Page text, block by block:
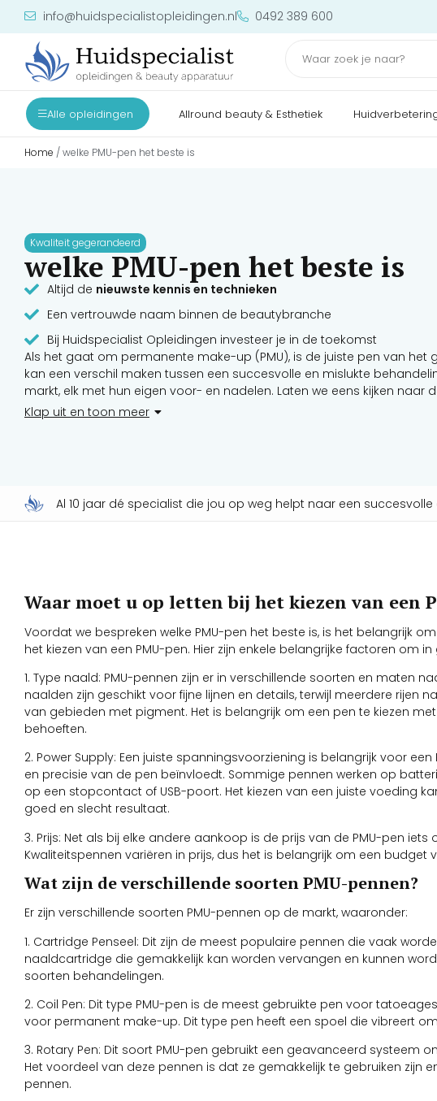
info@huidspecialistopleidingen.nl 0492 389 600
Alle opleidingen Allround beauty & Esthetiek
Home / welke PMU-pen het beste is
Kwaliteit gegerandeerd
welke PMU-pen het beste is
Altijd de nieuwste kennis en technieken
Een vertrouwde naam binnen de beautybranche
Bij Huidspecialist Opleidingen investeer je in de toekomst
Als het gaat om permanente make-up (PMU), is de juiste pen van het
kan een verschil maken tussen een succesvolle en mislukte
markt, elk met hun eigen voor- en nadelen. Laten we eens kijken naar
die beschikbaar zijn en welke het beste is.
Klap uit en toon meer
Al 10 jaar dé specialist die jou op weg helpt naar een
Waar moet u op letten bij het kiezen van een
Voordat we bespreken welke PMU-pen het beste is, is het belangrijk
het kiezen van een PMU-pen. Hier zijn enkele belangrijke factoren om
1. Type naald: PMU-pennen zijn er in verschillende soorten en maten
naalden zijn geschikt voor fijne lijnen en details, terwijl meerdere rijen
van gebieden met pigment. Het is belangrijk om een pen te kiezen
behoeften.
2. Power Supply: Een juiste spanningsvoorziening is belangrijk voor
en precisie van de pen beïnvloedt. Sommige pennen werken op
op een stopcontact of USB-poort. Het kiezen van een juiste voeding
goed en slecht resultaat.
3. Prijs: Net als bij elke andere aankoop is de prijs van de PMU-pen iets
Kwaliteitspennen variëren in prijs, dus het is belangrijk om een ​​budget
Wat zijn de verschillende soorten PMU-pennen?
Er zijn verschillende soorten PMU-pennen op de markt, waaronder:
1. Cartridge Penseel: Dit zijn de meest populaire pennen die vaak
naaldcartridge die gemakkelijk kan worden vervangen en kunnen
soorten behandelingen.
2. Coil Pen: Dit type PMU-pen is de meest gebruikte pen voor
voor permanent make-up. Dit type pen heeft een spoel die vibreert
3. Rotary Pen: Dit soort PMU-pen gebruikt een geavanceerd systeem
Het voordeel van deze pennen is dat ze gemakkelijk te gebruiken zijn
pennen.